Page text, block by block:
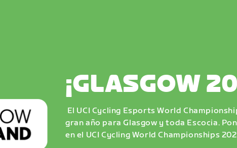
¡GLASGOW
El UCI Cycling Esports World
gran año para Glasgow y toda Escocia.
en el UCI Cycling World Championships